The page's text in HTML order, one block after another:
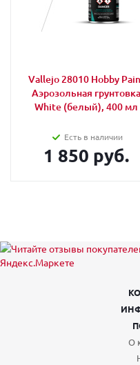
Vallejo 28010 Hobby
Аэрозольная грунтовка
White (белый), 400 мл
Есть в наличии
1 850 руб.
О